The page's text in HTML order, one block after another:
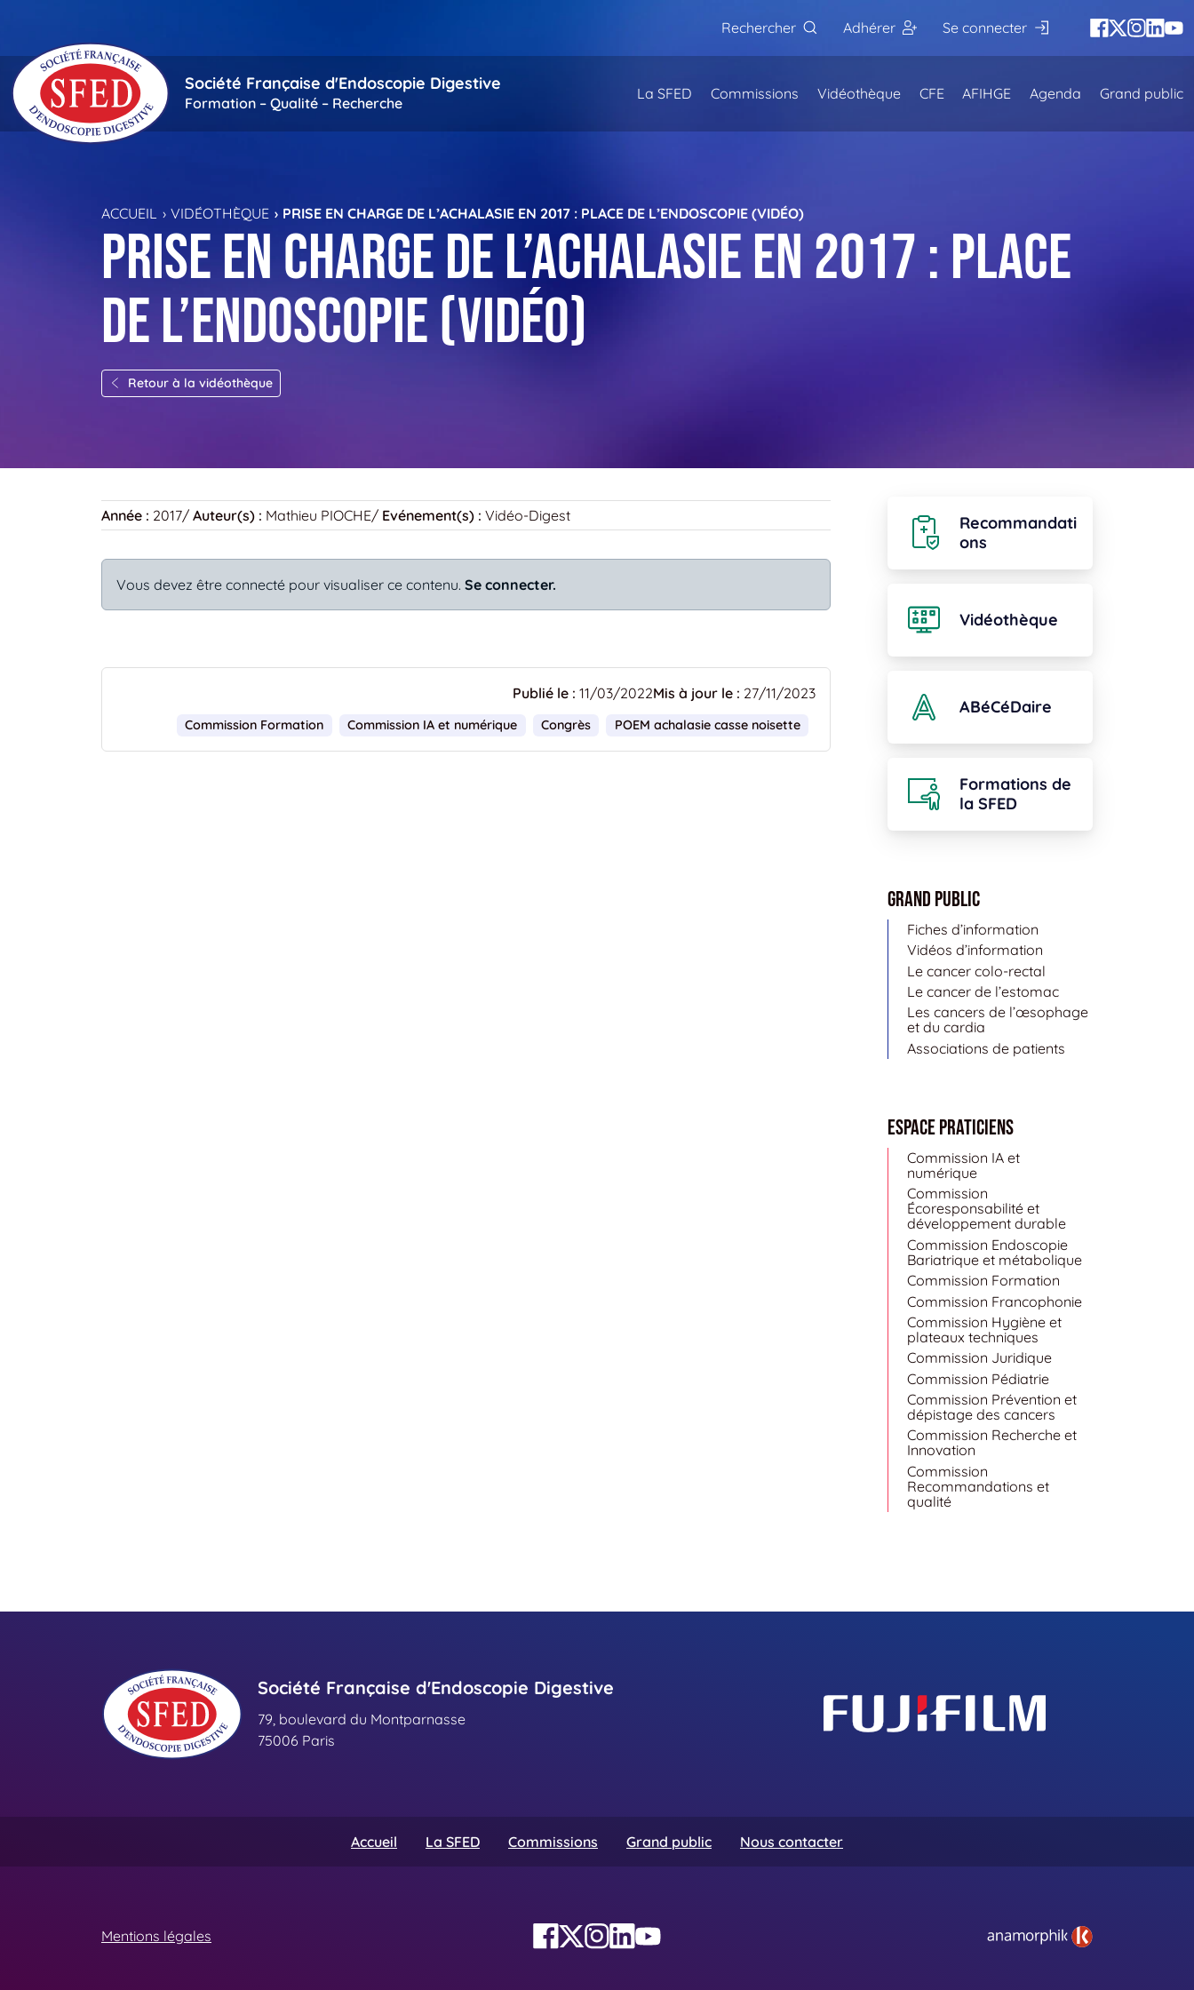
Rechercher
Adhérer Se connecter
Société Française d'Endoscopie Digestive
Formation – Qualité – Recherche
La SFED Commissions Vidéothèque CFE AFIHGE Agenda Grand public
ACCUEIL VIDÉOTHÈQUE PRISE EN CHARGE DE L’ACHALASIE EN 2017 : PLACE DE L’ENDOSCOPIE (VIDÉO)
Prise en charge de l’achalasie en 2017 : place
de l’endoscopie (vidéo)
Retour à la vidéothèque
Année : 2017/ Auteur(s) : Mathieu PIOCHE/ Evénement(s) : Vidéo-Digest
Vous devez être connecté pour visualiser ce contenu. Se connecter.
Publié le : 11/03/2022Mis à jour le : 27/11/2023
Commission Formation Commission IA et numérique Congrès POEM achalasie casse noisette
Recommandati
ons
Vidéothèque
ABéCéDaire
Formations de
la SFED
Grand public
Fiches d’information
Vidéos d’information
Le cancer colo-rectal
Le cancer de l’estomac
Les cancers de l’œsophage
et du cardia
Associations de patients
Espace Praticiens
Commission IA et
numérique
Commission
Écoresponsabilité et
développement durable
Commission Endoscopie
Bariatrique et métabolique
Commission Formation
Commission Francophonie
Commission Hygiène et
plateaux techniques
Commission Juridique
Commission Pédiatrie
Commission Prévention et
dépistage des cancers
Commission Recherche et
Innovation
Commission
Recommandations et
qualité
Société Française d'Endoscopie Digestive
79, boulevard du Montparnasse
75006 Paris
Accueil La SFED Commissions Grand public Nous contacter
Mentions légales